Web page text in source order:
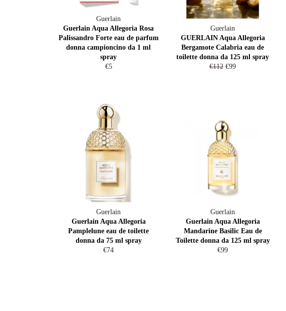
Guerlain
Guerlain Aqua Allegoria Rosa
Palissandro Forte eau de parfum
donna campioncino da 1 ml
spray
Prezzo
€5
Guerlain
GUERLAIN Aqua Allegoria
Bergamote Calabria eau de
toilette donna da 125 ml spray
Prezzo
€112 Prezzo
€99
Guerlain
Guerlain Aqua Allegoria
Pamplelune eau de toilette
donna da 75 ml spray
Prezzo
€74
Guerlain
Guerlain Aqua Allegoria
Mandarine Basilic Eau de
Toilette donna da 125 ml spray
Prezzo
€99